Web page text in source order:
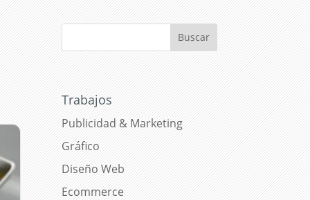
Trabajos
Publicidad & Marketing
Gráfico
Diseño Web
Ecommerce